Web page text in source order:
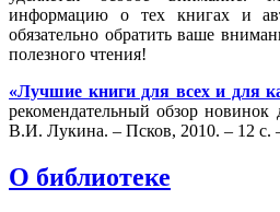
информацию о тех книгах и
обязательно обратить ваше
полезного чтения!
«Лучшие книги для всех и для
рекомендательный обзор новинок
В.И. Лукина. – Псков, 2010. – 12 с.
О библиотеке